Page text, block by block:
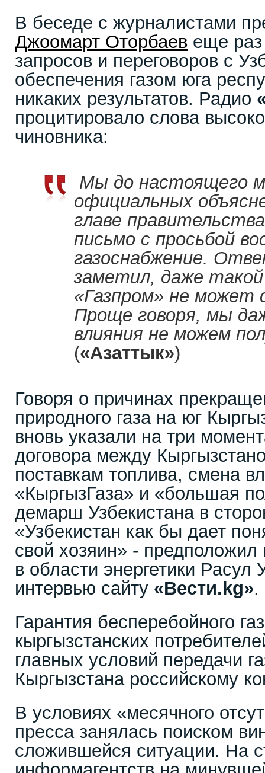
В беседе с журналистами
Джоомарт Оторбаев еще раз
запросов и переговоров с
обеспечения газом юга
никаких результатов. Радио
процитировало слова
чиновника:
Мы до настоящего
официальных
главе
письмо с просьбой
газоснабжение.
заметил, даже
«Газпром» не может
Проще говоря, мы
влияния не можем
(«Азаттык»)
Говоря о причинах
природного газа на юг
вновь указали на три
договора между
поставкам топлива, смена
«КыргызГаза» и «большая
демарш Узбекистана в
«Узбекистан как бы дает
свой хозяин» - предположил
в области энергетики Расул
интервью сайту «Вести. kg».
Гарантия бесперебойного
кыргызстанских
главных условий передачи
Кыргызстана российскому
В условиях «месячного
пресса занялась поиском
сложившейся ситуации. На